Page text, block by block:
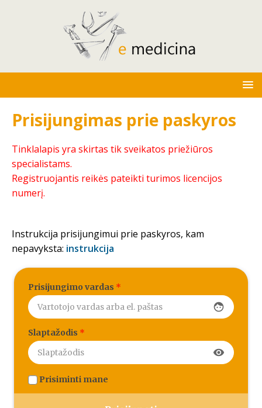
Prisijungimas prie paskyros
Tinklalapis yra skirtas tik sveikatos priežiūros
specialistams.
Registruojantis reikės pateikti turimos licencijos
numerį.
Instrukcija prisijungimui prie paskyros, kam
nepavyksta: instrukcija
Prisijungimo vardas *
face
Slaptažodis *
visibility
Prisiminti mane